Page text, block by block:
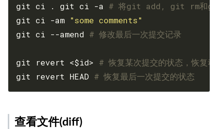
git ci . git ci -a # 将git add, git rm和git
git ci -am "some comments"
git ci --amend # 修改最后一次提交记录
git revert <$id> # 恢复某次提交的状态，恢复
git revert HEAD # 恢复最后一次提交的状态
查看文件(diff)